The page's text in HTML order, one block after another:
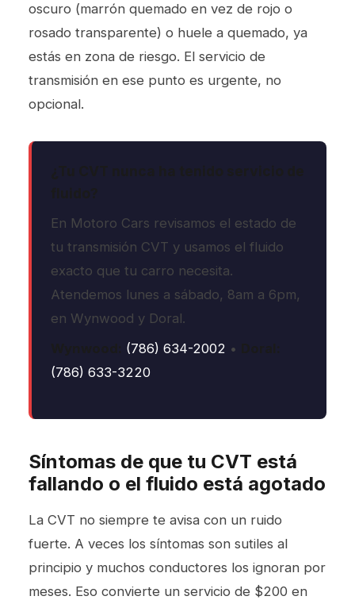
oscuro (marrón quemado en vez de rojo o
rosado transparente) o huele a quemado, ya
estás en zona de riesgo. El servicio de
transmisión en ese punto es urgente, no
opcional.
En Motoro Cars revisamos el estado de
tu transmisión CVT y usamos el fluido
exacto que tu carro necesita.
Atendemos lunes a sábado, 8am a 6pm,
en Wynwood y Doral.
(786) 634-2002 •
(786) 633-3220
Síntomas de que tu CVT está
fallando o el fluido está agotado
La CVT no siempre te avisa con un ruido
fuerte. A veces los síntomas son sutiles al
principio y muchos conductores los ignoran por
meses. Eso convierte un servicio de $200 en